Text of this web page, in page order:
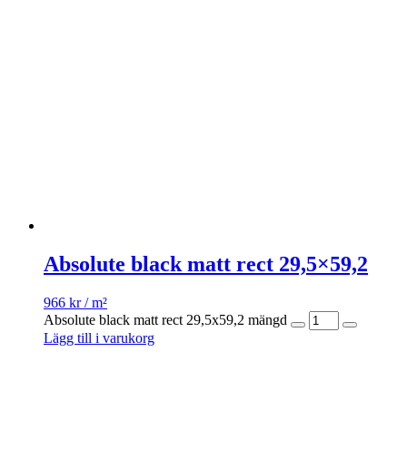
Absolute black matt rect 29,5×59,2
966 kr/ m²
Absolute black matt rect 29,5x59,2 mängd
Lägg till i varukorg